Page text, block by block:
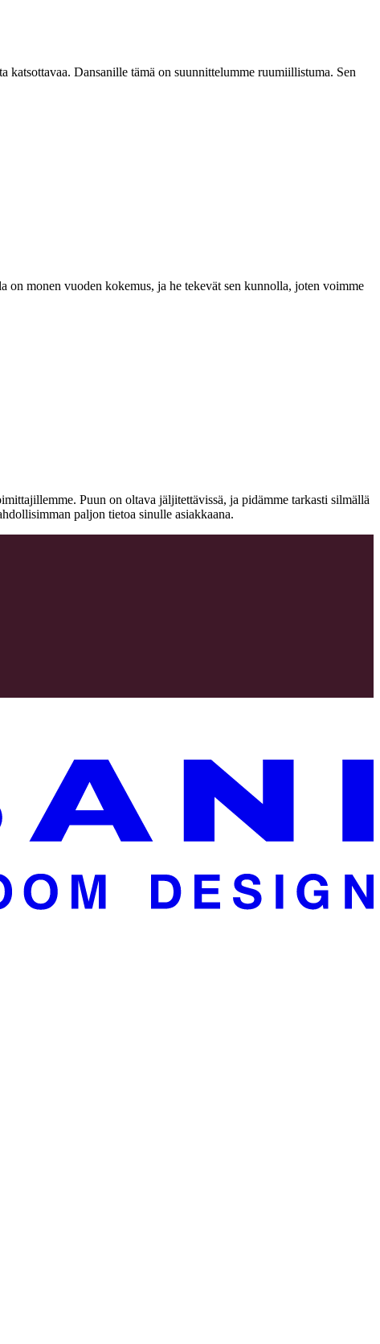
katsottavaa. Dansanille tämä on suunnittelumme ruumiillistuma. Sen
on monen vuoden kokemus, ja he tekevät sen kunnolla, joten voimme
Puun on oltava jäljitettävissä, ja pidämme tarkasti silmällä
paljon tietoa sinulle asiakkaana.